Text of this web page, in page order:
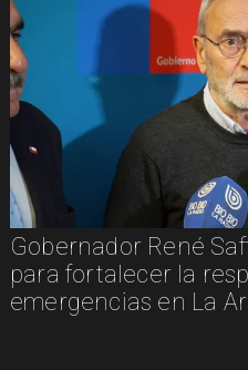
Gobernador René
para fortalecer la
emergencias en La